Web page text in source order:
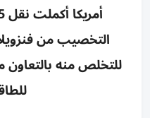
التخصيب من
للتخلص منه بالتعاون